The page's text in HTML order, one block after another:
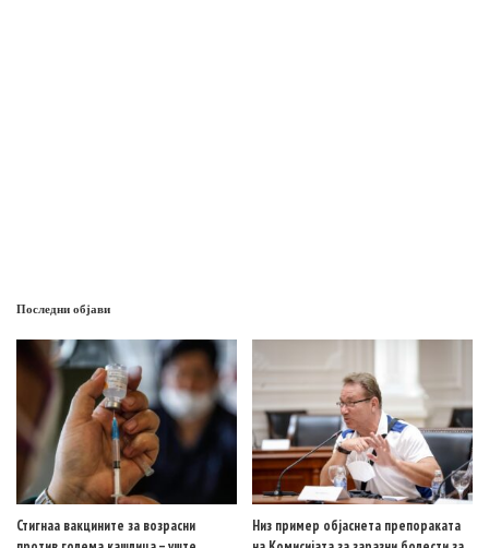
Последни објави
Стигнаа вакцините за возрасни
Низ пример објаснета препораката